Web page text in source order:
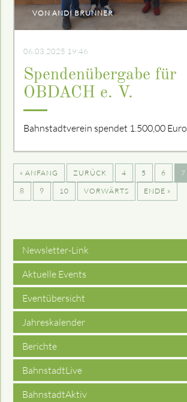
VON ANDI BRUNNER
06.03.2025 19:46
Spendenübergabe für
OBDACH e. V.
Bahnstadtverein spendet 1.500,00 Euro
« ANFANG ZURÜCK 4 5 6
7
8
9 10 VORWÄRTS ENDE »
Newsletter-Link
Aktuelle Events
Eventübersicht
Jahreskalender
Berichte
BahnstadtLive
BahnstadtAktiv